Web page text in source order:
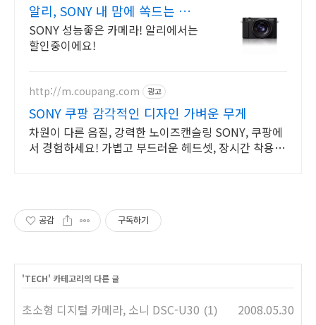
알리, SONY 내 맘에 쏙드는 오
늘의 특가
SONY 성능좋은 카메라! 알리에서는
할인중이에요!
http://m.coupang.com 광고
SONY 쿠팡 감각적인 디자인 가벼운 무게
차원이 다른 음질, 강력한 노이즈캔슬링 SONY, 쿠팡에
서 경험하세요! 가볍고 부드러운 헤드셋, 장시간 착용해
공감 구독하기
'TECH' 카테고리의 다른 글
초소형 디지털 카메라, 소니 DSC-U30 (1)
2008.05.30